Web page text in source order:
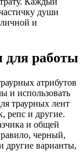
души
и
работы
атрибутов
и использовать
траурных лент
репс и другие.
и общей
черный,
варианты,